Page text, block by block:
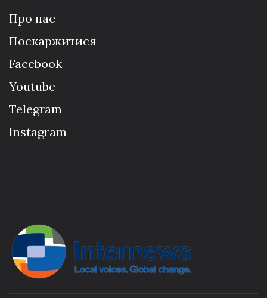
Про нас
Поскаржитися
Facebook
Youtube
Telegram
Instagram